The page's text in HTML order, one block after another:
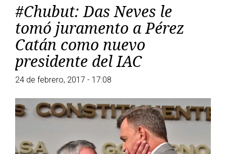
#Chubut: Das Neves le
tomó juramento a Pérez
Catán como nuevo
presidente del IAC
24 de febrero, 2017 - 17:08